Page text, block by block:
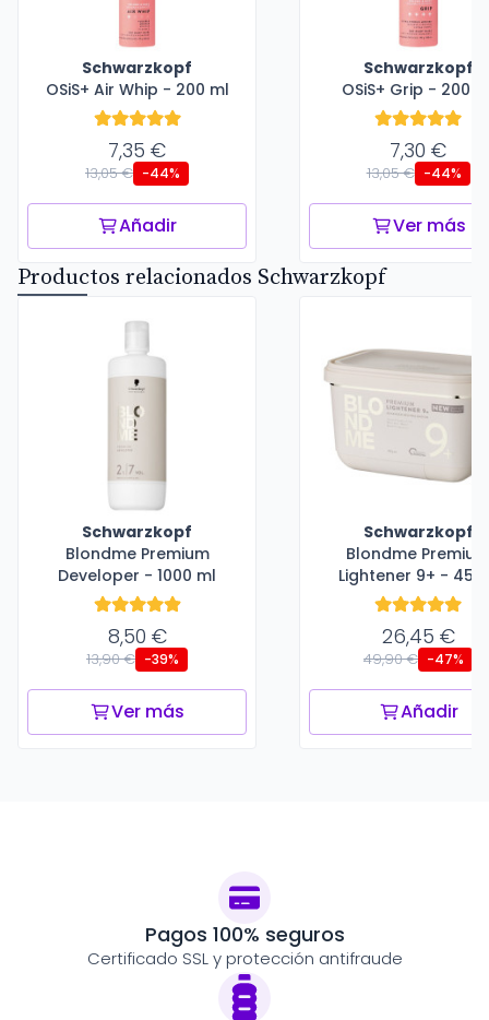
Schwarzkopf
OSiS+ Air Whip - 200 ml
7,35 €
13,05 € -44%
Añadir
Schwarzkopf
OSiS+ Grip - 200
7,30 €
13,05 € -44%
Ver más
Productos relacionados Schwarzkopf
Schwarzkopf
Blondme Premium
Developer - 1000 ml
8,50 €
13,90 € -39%
Ver más
Schwarzkopf
Blondme
Lightener 9+ - 450
26,45 €
49,90 € -47%
Añadir
Pagos 100% seguros
Certificado SSL y protección antifraude